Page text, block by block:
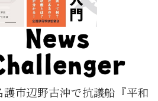
市辺野古沖で抗議船『平和